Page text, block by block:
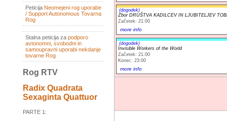
Peticija Neomejeni rog uporabe
/ Support Autonomous Tovarna
Rog
Stalna peticija za podporo
avtonomni, svobodni in
samoupravni uporabi nekdanje
tovarne Rog
Rog RTV
Radix Quadrata
Sexaginta Quattuor
PARTE 1:
(dogodek)
Zbor DRUŠTVA KADILCEV IN LJUBITELJEV
Začetek: 21:00
more info
(dogodek)
Invisible Workers of the World
Začetek: 21:00
Konec: 23:00
more info